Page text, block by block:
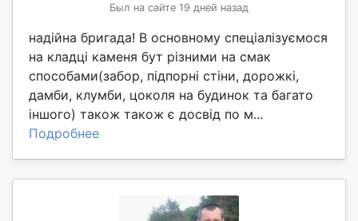
Был на сайте 19 дней назад
надійна бригада! В основному спеціалізуємося
на кладці каменя бут різними на смак
способами(забор, підпорні стіни, дорожкі,
дамби, клумби, цоколя на будинок та багато
іншого) також також є досвід по м...
Подробнее